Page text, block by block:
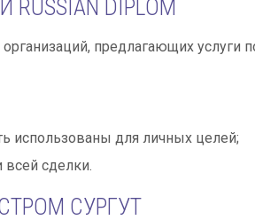
DIPLOM
предлагающих услуги
использованы для личных целей;
всей сделки.
СУРГУТ